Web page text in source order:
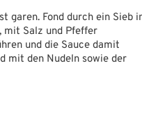
garen. Fond durch ein Sieb
mit Salz und Pfeffer
und die Sauce damit
mit den Nudeln sowie der